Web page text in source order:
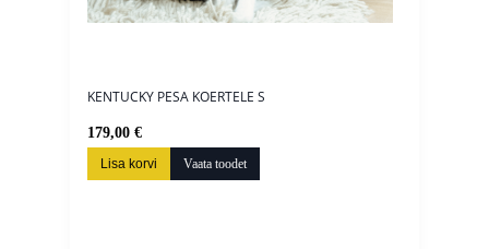
KENTUCKY PESA KOERTELE S
179,00 €
Lisa korvi Vaata toodet